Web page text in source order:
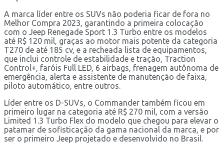
A marca líder entre os SUVs não poderia ficar de fora no
Melhor Compra 2023, garantindo a primeira colocação
com o Jeep Renegade Sport 1.3 Turbo entre os modelos
até R$ 120 mil, graças ao motor mais potente da categoria
T270 de até 185 cv, e a recheada lista de equipamentos,
que inclui controle de estabilidade e tração, Traction
Control+, faróis Full LED, 6 airbags, frenagem autônoma de
emergência, alerta e assistente de manutenção de faixa,
piloto automático, entre outros.
Líder entre os D-SUVs, o Commander também ficou em
primeiro lugar na categoria até R$ 270 mil, com a versão
Limited 1.3 Turbo Flex do modelo que chegou para elevar o
patamar de sofisticação da gama nacional da marca, e por
ser o primeiro Jeep projetado e desenvolvido no Brasil.